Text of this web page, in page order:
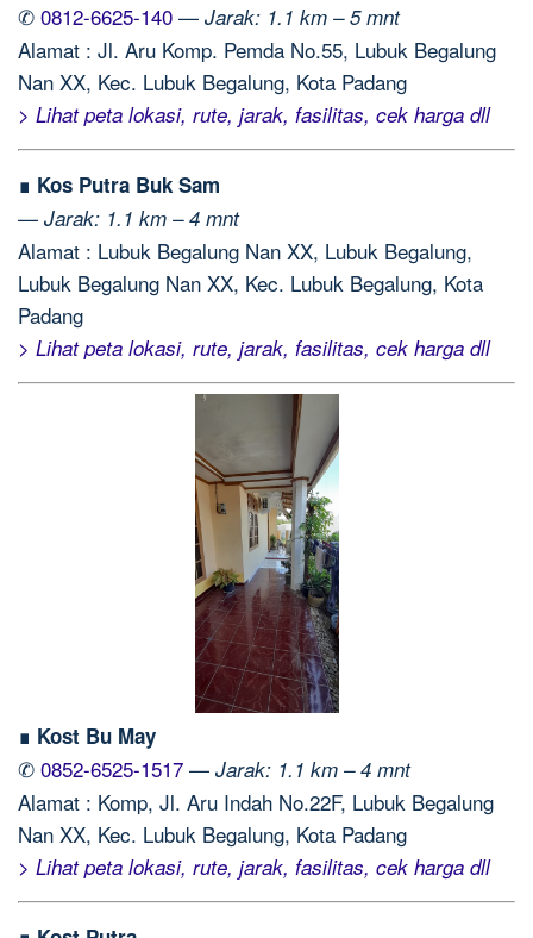
✆ 0812-6625-140 — Jarak: 1.1 km – 5 mnt
Alamat : Jl. Aru Komp. Pemda No.55, Lubuk Begalung
Nan XX, Kec. Lubuk Begalung, Kota Padang
> Lihat peta lokasi, rute, jarak, fasilitas, cek harga dll
∎ Kos Putra Buk Sam
— Jarak: 1.1 km – 4 mnt
Alamat : Lubuk Begalung Nan XX, Lubuk Begalung,
Lubuk Begalung Nan XX, Kec. Lubuk Begalung, Kota
Padang
> Lihat peta lokasi, rute, jarak, fasilitas, cek harga dll
∎ Kost Bu May
✆ 0852-6525-1517 — Jarak: 1.1 km – 4 mnt
Alamat : Komp, Jl. Aru Indah No.22F, Lubuk Begalung
Nan XX, Kec. Lubuk Begalung, Kota Padang
> Lihat peta lokasi, rute, jarak, fasilitas, cek harga dll